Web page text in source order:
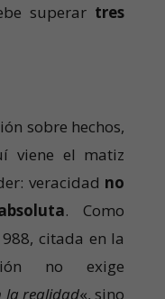
superar tres
sobre hechos,
viene el matiz
veracidad no
. Como
citada en la
no exige
la realidad«, sino